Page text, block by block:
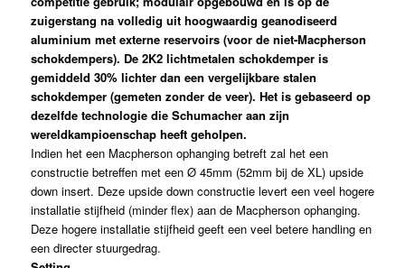
zuigerstang na volledig uit hoogwaardig geanodiseerd
aluminium met externe reservoirs (voor de niet-Macpherson
schokdempers). De 2K2 lichtmetalen schokdemper is
gemiddeld 30% lichter dan een vergelijkbare stalen
schokdemper (gemeten zonder de veer). Het is gebaseerd op
dezelfde technologie die Schumacher aan zijn
wereldkampioenschap heeft geholpen.
Indien het een Macpherson ophanging betreft zal het een
constructie betreffen met een Ø 45mm (52mm bij de XL) upside
down insert. Deze upside down constructie levert een veel hogere
installatie stijfheid (minder flex) aan de Macpherson ophanging.
Deze hogere installatie stijfheid geeft een veel betere handling en
een directer stuurgedrag.